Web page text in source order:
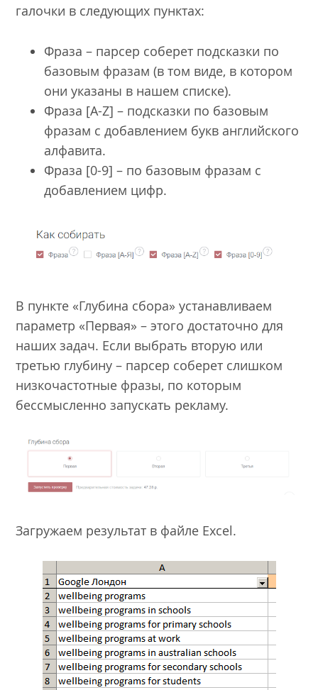
галочки в следующих пунктах:
Фраза – парсер соберет подсказки по
базовым фразам (в том виде, в котором
они указаны в нашем списке).
Фраза [A-Z] – подсказки по базовым
фразам с добавлением букв английского
алфавита.
Фраза [0-9] – по базовым фразам с
добавлением цифр.
В пункте «Глубина сбора» устанавливаем
параметр «Первая» – этого достаточно для
наших задач. Если выбрать вторую или
третью глубину – парсер соберет слишком
низкочастотные фразы, по которым
бессмысленно запускать рекламу.
Загружаем результат в файле Excel.